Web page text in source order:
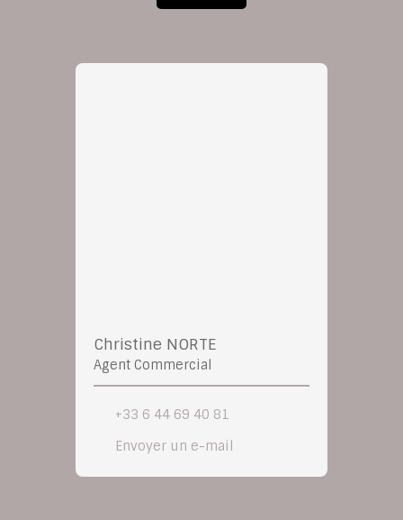
Christine NORTE
Agent Commercial
+33 6 44 69 40 81
Envoyer un e-mail